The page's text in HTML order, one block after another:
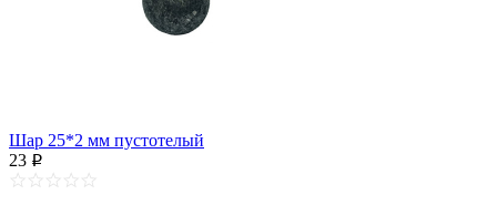
Шар 25*2 мм пустотелый
23 p